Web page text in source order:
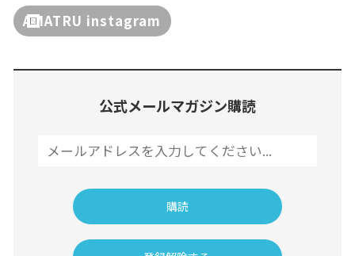
AMATRU instagram
公式メールマガジン購読